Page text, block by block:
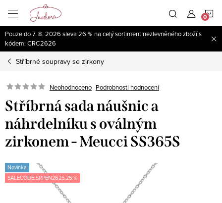
obsah
Pouze do 7. 8. 2026 sleva 26 % na celý sortiment nezlevněného zboží s
kódem: CRC2626
Stříbrné soupravy se zirkony
Neohodnoceno Podrobnosti hodnocení
Stříbrná sada náušnic a
náhrdelníku s oválným
zirkonem - Meucci SS365S
Novinka
SALECODE:SRPEN2625:25:%